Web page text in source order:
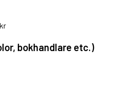
bokhandlare etc.)